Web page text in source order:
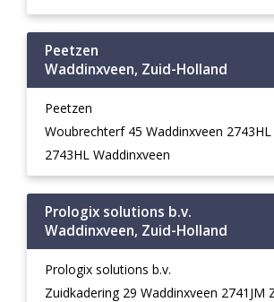
Peetzen
Waddinxveen, Zuid-Holland
Peetzen
Woubrechterf 45 Waddinxveen
2743HL Waddinxveen
Prologix solutions b.v.
Waddinxveen, Zuid-Holland
Prologix solutions b.v.
Zuidkadering 29 Waddinxveen 2741JM